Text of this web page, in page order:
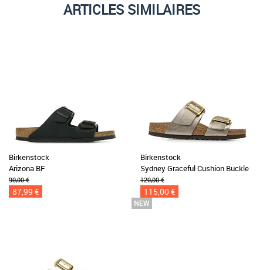
ARTICLES SIMILAIRES
Birkenstock
Arizona BF
90,00 €
87,99 €
Birkenstock
Sydney Graceful Cushion Buckle
120,00 €
115,00 €